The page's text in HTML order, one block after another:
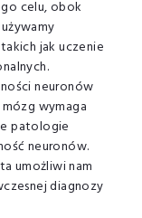
celu, obok
jak uczenie
neuronów
wymaga
patologie
neuronów.
umożliwi nam
diagnozy